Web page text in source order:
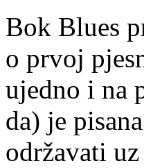
Bok Blues
o prvoj
ujedno i na
da) je
održavati